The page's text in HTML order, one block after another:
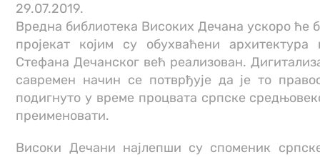
29.07.2019.
Вредна библиотека Високих Дечана ускоро ће
пројекат којим су обухваћени
Стефана Дечанског већ реализован.
савремен начин се потврђује да је то
подигнуто у време процвата српске
преименовати.
Високи Дечани најлепши су споменик